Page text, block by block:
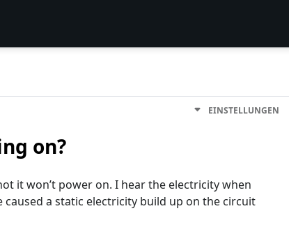
EINSTELLUNGEN
on?
it won’t power on. I hear the electricity when
caused a static electricity build up on the circuit